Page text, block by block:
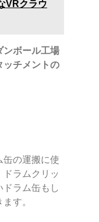
VRクラウ
ンボール工場
ッチメントの
缶の運搬に使
ラムクリッ
ラム缶もし
す。